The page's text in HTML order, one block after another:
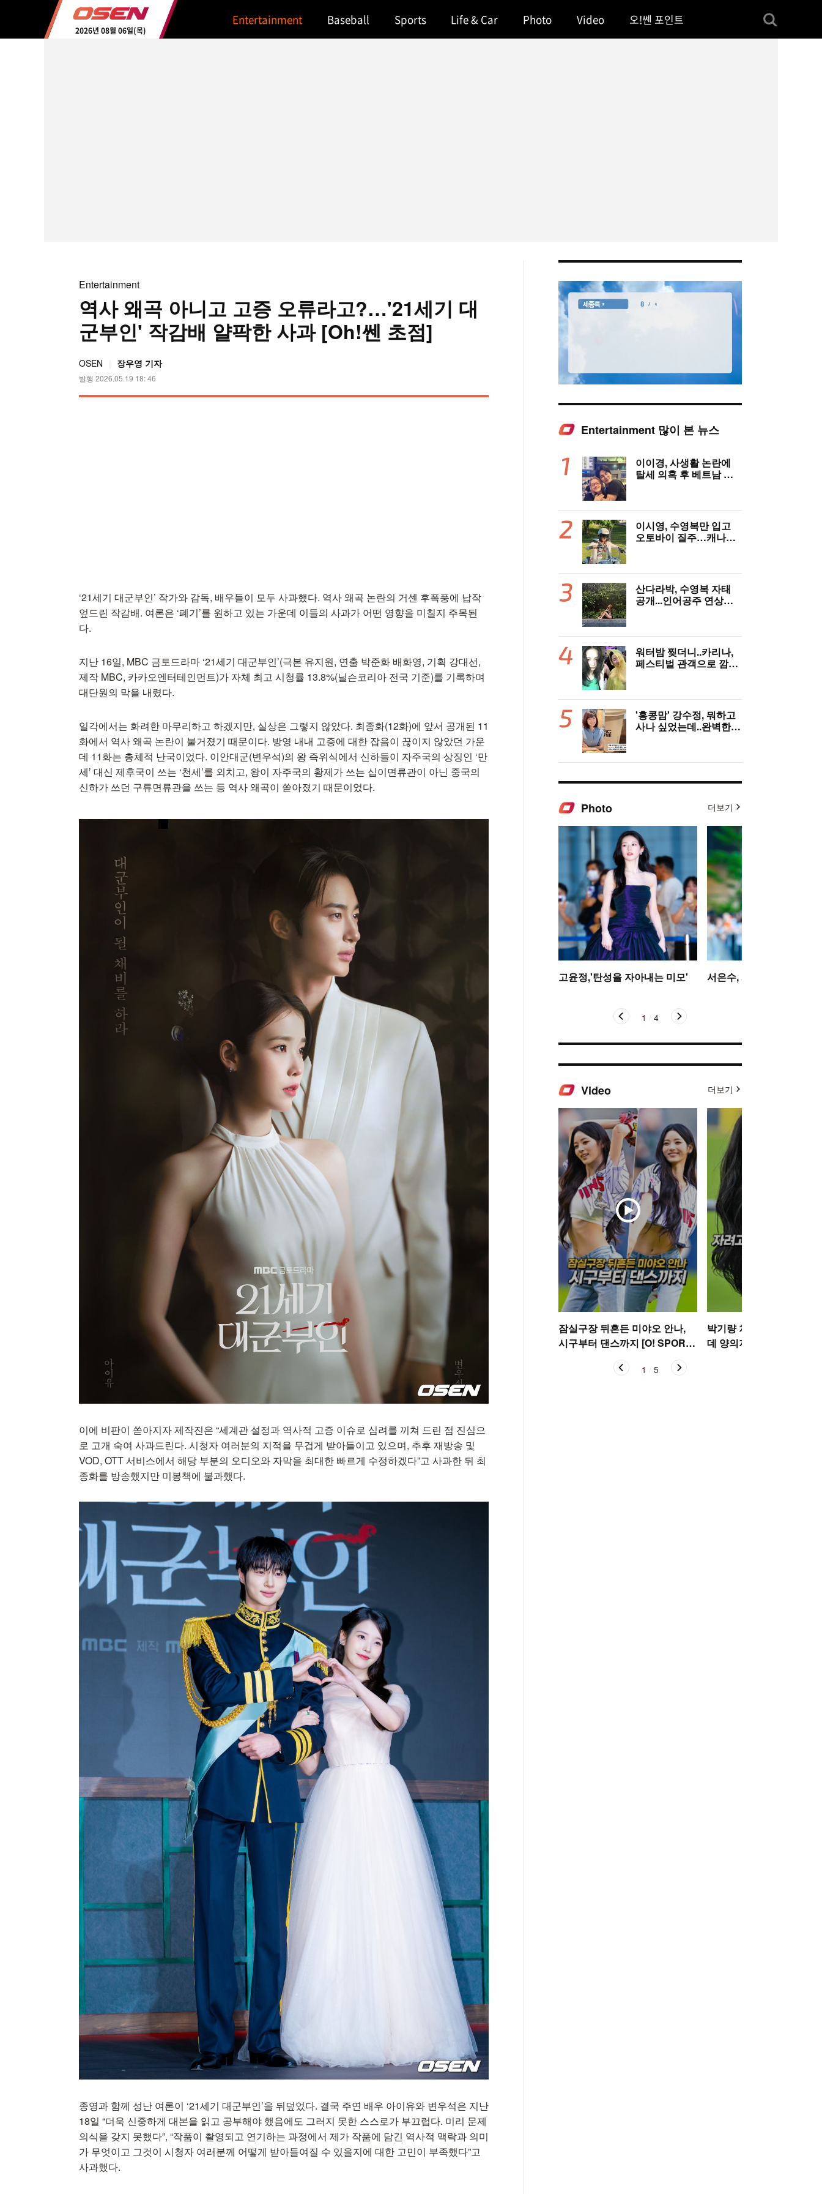
2026년 08월 06일(목)
Entertainment Baseball Sports Life & Car Photo Video 오!쎈 포인트
Entertainment
역사 왜곡 아니고 고증 오류라고?…'21세기 대
군부인' 작감배 얄팍한 사과 [Oh!쎈 초점]
OSEN 장우영 기자
발행 2026.05.19 18: 46
‘21세기 대군부인’ 작가와 감독, 배우들이 모두 사과했다. 역사 왜곡 논란의 거센 후폭풍에 납작
엎드린 작감배. 여론은 ‘폐기’를 원하고 있는 가운데 이들의 사과가 어떤 영향을 미칠지 주목된
다.
지난 16일, MBC 금토드라마 ‘21세기 대군부인’(극본 유지원, 연출 박준화 배화영, 기획 강대선,
제작 MBC, 카카오엔터테인먼트)가 자체 최고 시청률 13.8%(닐슨코리아 전국 기준)를 기록하며
대단원의 막을 내렸다.
일각에서는 화려한 마무리하고 하겠지만, 실상은 그렇지 않았다. 최종화(12화)에 앞서 공개된 11
화에서 역사 왜곡 논란이 불거졌기 때문이다. 방영 내내 고증에 대한 잡음이 끊이지 않았던 가운
데 11화는 총체적 난국이었다. 이안대군(변우석)의 왕 즉위식에서 신하들이 자주국의 상징인 ‘만
세’ 대신 제후국이 쓰는 ‘천세’를 외치고, 왕이 자주국의 황제가 쓰는 십이면류관이 아닌 중국의
신하가 쓰던 구류면류관을 쓰는 등 역사 왜곡이 쏟아졌기 때문이었다.
이에 비판이 쏟아지자 제작진은 “세계관 설정과 역사적 고증 이슈로 심려를 끼쳐 드린 점 진심으
로 고개 숙여 사과드린다. 시청자 여러분의 지적을 무겁게 받아들이고 있으며, 추후 재방송 및
VOD, OTT 서비스에서 해당 부분의 오디오와 자막을 최대한 빠르게 수정하겠다”고 사과한 뒤 최
종화를 방송했지만 미봉책에 불과했다.
종영과 함께 성난 여론이 ‘21세기 대군부인’을 뒤덮었다. 결국 주연 배우 아이유와 변우석은 지난
18일 “더욱 신중하게 대본을 읽고 공부해야 했음에도 그러지 못한 스스로가 부끄럽다. 미리 문제
의식을 갖지 못했다”, “작품이 촬영되고 연기하는 과정에서 제가 작품에 담긴 역사적 맥락과 의미
가 무엇이고 그것이 시청자 여러분께 어떻게 받아들여질 수 있을지에 대한 고민이 부족했다”고
사과했다.
Mute
Entertainment 많이 본 뉴스
이이경, 사생활 논란에
탈세 의혹 후 베트남 女
이시영, 수영복만 입고
오토바이 질주…캐나다
산다라박, 수영복 자태
공개...인어공주 연상케
워터밤 찢더니..카리나,
페스티벌 관객으로 깜짝
'홍콩맘' 강수정, 뭐하고
사나 싶었는데..완벽한
Photo 더보기
고윤정,'탄성을 자아내는 미모' 서은수, 사뿐사뿐
1 4
Video 더보기
잠실구장 뒤흔든 미야오 안나,
시구부터 댄스까지 [O! SPORT
박기량 치어리더, 자려고
데 양의지 [O! SPORTS
1 5